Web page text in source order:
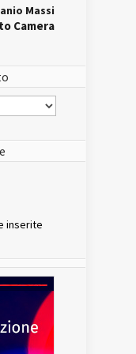
Massi
Camera
inserite